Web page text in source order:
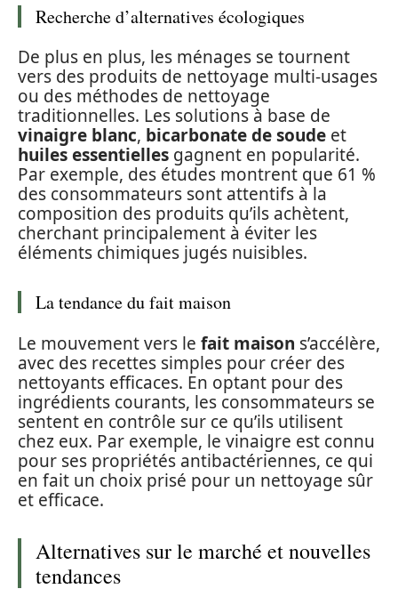
Recherche d’alternatives écologiques
De plus en plus, les ménages se tournent
vers des produits de nettoyage multi-usages
ou des méthodes de nettoyage
traditionnelles. Les solutions à base de
vinaigre blanc, bicarbonate de soude et
huiles essentielles gagnent en popularité.
Par exemple, des études montrent que 61 %
des consommateurs sont attentifs à la
composition des produits qu’ils achètent,
cherchant principalement à éviter les
éléments chimiques jugés nuisibles.
La tendance du fait maison
Le mouvement vers le fait maison s’accélère,
avec des recettes simples pour créer des
nettoyants efficaces. En optant pour des
ingrédients courants, les consommateurs se
sentent en contrôle sur ce qu’ils utilisent
chez eux. Par exemple, le vinaigre est connu
pour ses propriétés antibactériennes, ce qui
en fait un choix prisé pour un nettoyage sûr
et efficace.
Alternatives sur le marché et nouvelles
tendances